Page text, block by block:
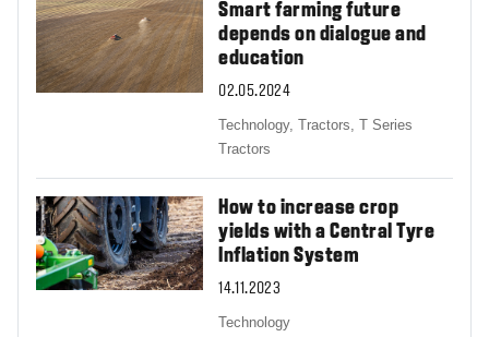
Smart farming future
depends on dialogue and
education
02.05.2024
Technology,Tractors,T Series
Tractors
How to increase crop
yields with a Central Tyre
Inflation System
14.11.2023
Technology